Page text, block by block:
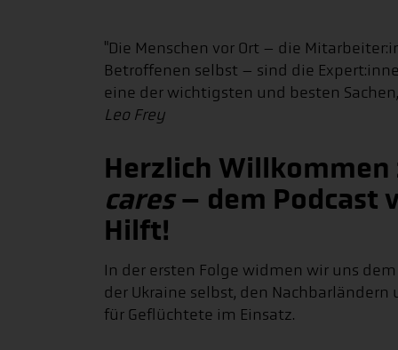
"Die Menschen vor Ort – die
Betroffenen selbst – sind die
eine der wichtigsten und besten
Leo Frey
Herzlich Willkommen
cares– dem Podcast
Hilft!
In der ersten Folge widmen wir uns
der Ukraine selbst, den
für Geflüchtete im Einsatz.